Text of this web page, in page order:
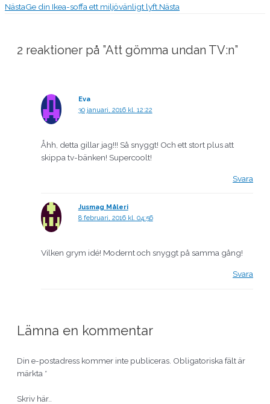
NästaGe din Ikea-soffa ett miljövänligt lyft.Nästa
2 reaktioner på ”Att gömma undan TV:n”
Eva
30 januari, 2016 kl. 12:22
Åhh, detta gillar jag!!! Så snyggt! Och ett stort plus att
skippa tv-bänken! Supercoolt!
Svara
Jusmag Måleri
8 februari, 2016 kl. 04:56
Vilken grym idé! Modernt och snyggt på samma gång!
Svara
Lämna en kommentar
Din e-postadress kommer inte publiceras. Obligatoriska fält är
märkta *
Skriv här..